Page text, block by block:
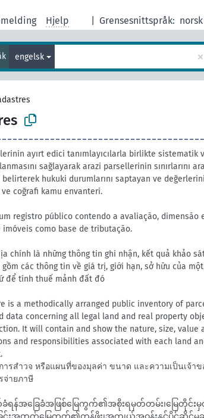
Grensesnittspråk:
Hjelp
engelsk ×
ayırt edici tanımlayıcılarla birlikte sistematik
sağlayarak arazi parsellerinin sınırlarını
hukuki durumlarını saptayan ve değerlerini
coğrafi kamu envanteri.
registro público contendo a avaliação, dimensão
imóveis como base de tributação.
chính là những thông tin ghi nhận, kết quả khảo
các thông tin về giá trị, giới hạn, sở hữu của
để tính thuế mảnh đất đó
is a methodically arranged public inventory of
data concerning all legal land and real property
It will contain and show the nature, size, value
and responsibilities associated with each land
ารสำวจ หรือแผนที่ของมุลค่า ขนาด และความเป็นเจ้าข
จ่ายภาษี
ရန်အခြေခံအဖြစ်မြေကွက်၏အစိုးရမှတ်တမ်း၊မြေတိုင်းမှ